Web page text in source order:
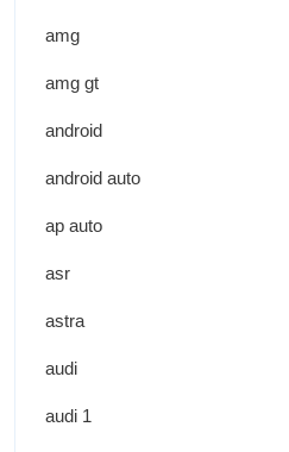
amg
amg gt
android
android auto
ap auto
asr
astra
audi
audi 1